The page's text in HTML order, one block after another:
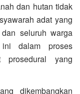
dan hutan tidak
adat yang
seluruh warga
ini dalam proses
prosedural yang
dikembangkan